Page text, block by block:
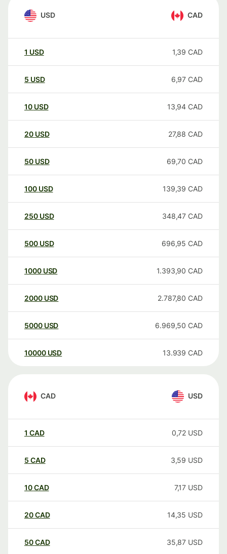
USD CAD
1 USD 1,39 CAD
5 USD 6,97 CAD
10 USD 13,94 CAD
20 USD 27,88 CAD
50 USD 69,70 CAD
100 USD 139,39 CAD
250 USD 348,47 CAD
500 USD 696,95 CAD
1000 USD 1.393,90 CAD
2000 USD 2.787,80 CAD
5000 USD 6.969,50 CAD
10000 USD 13.939 CAD
CAD USD
1 CAD 0,72 USD
5 CAD 3,59 USD
10CAD 7,17 USD
20CAD 14,35 USD
50CAD 35,87 USD